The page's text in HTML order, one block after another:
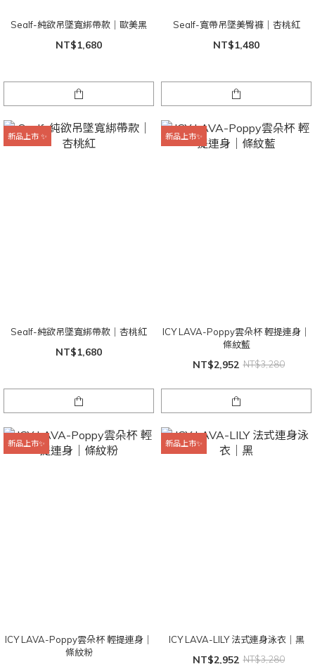
Sealf-純欲吊墜寬綁帶款｜歐美黑
NT$1,680
Sealf-寬帶吊墜美臀褲｜杏桃紅
NT$1,480
新品上市 ✨
Sealf-純欲吊墜寬綁帶款｜杏桃紅
NT$1,680
新品上市✨
ICY LAVA-Poppy雲朵杯 輕提連身｜
條紋藍
NT$2,952 NT$3,280
新品上市✨
ICY LAVA-Poppy雲朵杯 輕提連身｜
條紋粉
新品上市✨
ICY LAVA-LILY 法式連身泳衣｜黑
NT$2,952 NT$3,280